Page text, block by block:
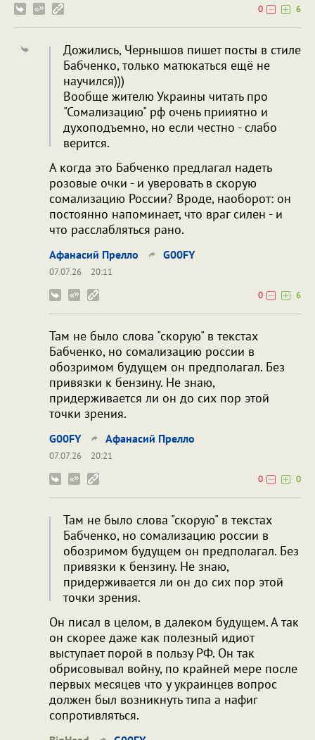
0
6
Дожились, Чернышов пишет посты в стиле
Бабченко, только матюкаться ещё не
научился)))
Вообще жителю Украины читать про
"Сомализацию" рф очень прииятно и
духоподъемно, но если честно - слабо
верится.
А когда это Бабченко предлагал надеть
розовые очки - и уверовать в скорую
сомализацию России? Вроде, наоборот: он
постоянно напоминает, что враг силен - и
что расслабляться рано.
Афанасий Прелло G00FY
07.07.26
20:11
0
6
Там не было слова "скорую" в текстах
Бабченко, но сомализацию россии в
обозримом будущем он предполагал. Без
привязки к бензину. Не знаю,
придерживается ли он до сих пор этой
точки зрения.
G00FY Афанасий Прелло
07.07.26
20:21
0
0
Там не было слова "скорую" в текстах
Бабченко, но сомализацию россии в
обозримом будущем он предполагал. Без
привязки к бензину. Не знаю,
придерживается ли он до сих пор этой
точки зрения.
Он писал в целом, в далеком будущем. А так
он скорее даже как полезный идиот
выступает порой в пользу РФ. Он так
обрисовывал войну, по крайней мере после
первых месяцев что у украинцев вопрос
должен был возникнуть типа а нафиг
сопротивляться.